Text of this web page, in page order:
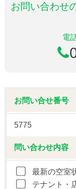
お問い合わせ
電
お問い合せ番号
5775
問い合わせ内容
最新の空室
テナント・